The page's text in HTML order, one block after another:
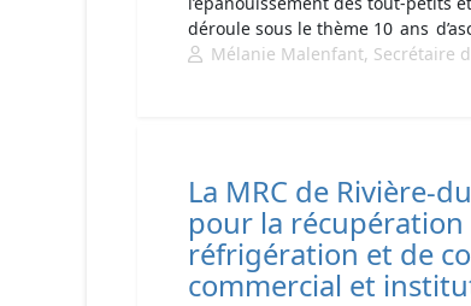
déroule sous le thème 10 ans
Mélanie Malenfant, Secrétaire
La MRC de Rivière-
pour la
réfrigération et de
commercial et